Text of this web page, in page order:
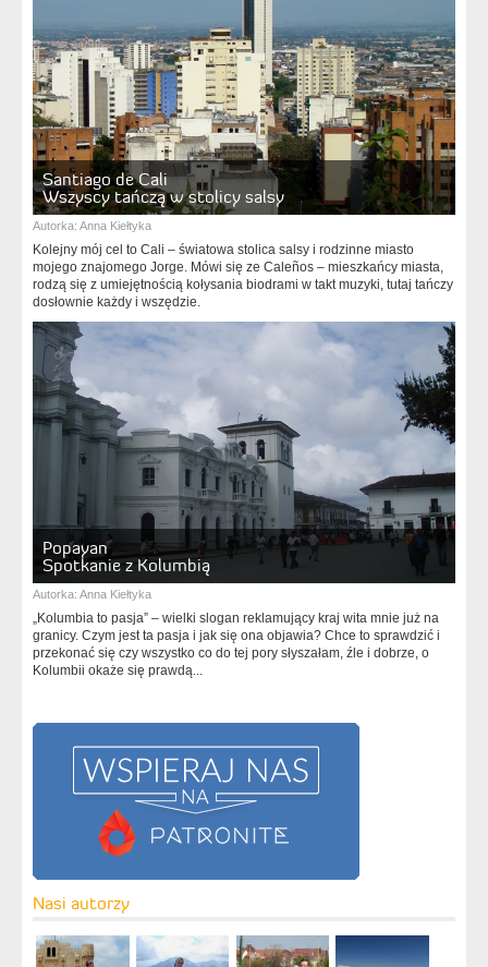
Santiago de Cali
Wszyscy tańczą w stolicy salsy
Autorka: Anna Kiełtyka
Kolejny mój cel to Cali – światowa stolica salsy i rodzinne miasto
mojego znajomego Jorge. Mówi się ze Caleños – mieszkańcy miasta,
rodzą się z umiejętnością kołysania biodrami w takt muzyki, tutaj tańczy
dosłownie każdy i wszędzie.
Popayan
Spotkanie z Kolumbią
Autorka: Anna Kiełtyka
„Kolumbia to pasja” – wielki slogan reklamujący kraj wita mnie już na
granicy. Czym jest ta pasja i jak się ona objawia? Chce to sprawdzić i
przekonać się czy wszystko co do tej pory słyszałam, źle i dobrze, o
Kolumbii okaże się prawdą...
Nasi autorzy